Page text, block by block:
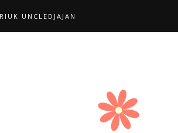
UNCLEDJAJAN